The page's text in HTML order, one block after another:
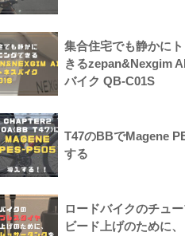
集合住宅でも静かに
きるzepan&Nexgim
バイク QB-C01S
T47のBBでMagene
する
ロードバイクのチュ
ビード上げのために